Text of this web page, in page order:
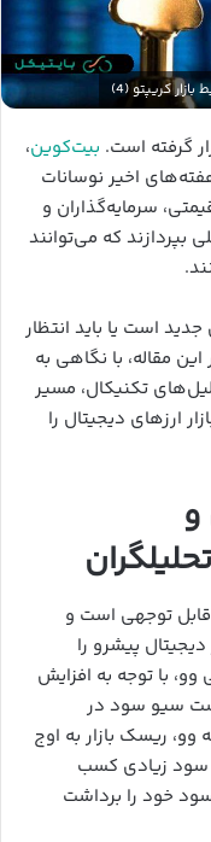
کریپتو (4)
گرفته است. بیت‌کوین،
اخیر نوسانات
سرمایه‌گذاران و
بپردازند که می‌توانند
است یا باید انتظار
مقاله، با نگاهی به
تکنیکال، مسیر
ارزهای دیجیتال را
و
قابل توجهی است و
پیشرو را
با توجه به افزایش
سیو سود در
ریسک بازار به اوج
سود زیادی کسب
سود خود را برداشت